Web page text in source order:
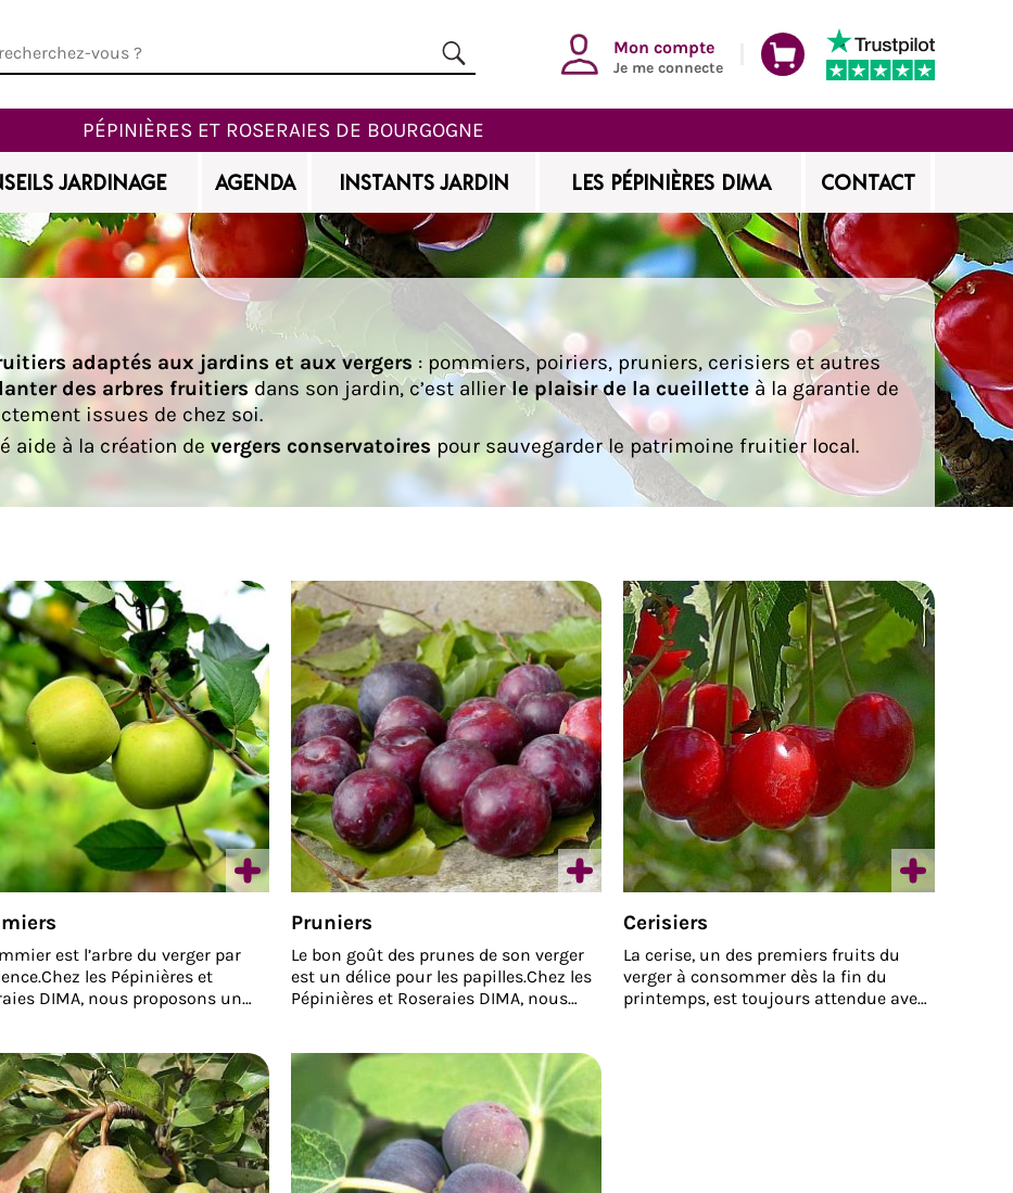
Mon compte
Je me connecte
PÉPINIÈRES ET ROSERAIES DE BOURGOGNE
JARDINAGE AGENDA INSTANTS JARDIN LES PÉPINIÈRES DIMA CONTACT
adaptés aux jardins et aux vergers : pommiers, poiriers, pruniers, cerisiers et autres
des arbres fruitiersdans son jardin, c’est allierle plaisir de la cueilletteà la garantie de
issues de chez soi.
aide à la création de vergers conservatoires pour sauvegarder le patrimoine fruitier local.
est l’arbre du verger par
les Pépinières et
DIMA, nous proposons un
classiques, Granny Smith,
des Reinettes aux plus originales
de collection telles que
de l’Auxois ou Patte de
plupart de nos pommiers sont
agriculture biologique.
Pruniers
Le bon goût des prunes de son verger
est un délice pour les papilles.Chez les
Pépinières et Roseraies DIMA, nous
fameuses Mirabelle de Nancy aux plus
originales variétés telles que Sainte
Catherine avec son passé 'Le Pruneau
de Vitteaux’.La plupart de nos pruniers
sont certifiés agriculture biologique.
Cerisiers
La cerise, un des premiers fruits du
verger à consommer dès la fin du
printemps, est toujours attendue avec